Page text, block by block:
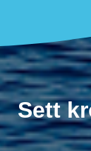
Sett